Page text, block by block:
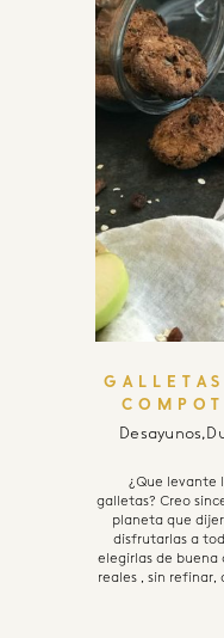
Desayunos,
¿Que levante
galletas? Creo
planeta que
disfrutarlas a
elegirlas de buena
reales , sin refinar,